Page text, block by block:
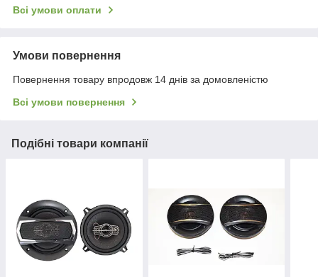
Всі умови оплати
Умови повернення
Повернення товару впродовж 14 днів за домовленістю
Всі умови повернення
Подібні товари компанії